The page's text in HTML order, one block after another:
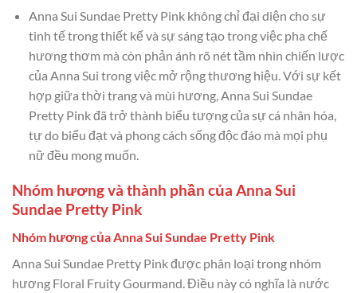
Anna Sui Sundae Pretty Pink không chỉ đại diện cho sự
tinh tế trong thiết kế và sự sáng tạo trong việc pha chế
hương thơm mà còn phản ánh rõ nét tầm nhìn chiến lược
của Anna Sui trong việc mở rộng thương hiệu. Với sự kết
hợp giữa thời trang và mùi hương, Anna Sui Sundae
Pretty Pink đã trở thành biểu tượng của sự cá nhân hóa,
tự do biểu đạt và phong cách sống độc đáo mà mọi phụ
nữ đều mong muốn.
Nhóm hương và thành phần của Anna Sui
Sundae Pretty Pink
Nhóm hương của Anna Sui Sundae Pretty Pink
Anna Sui Sundae Pretty Pink được phân loại trong nhóm
hương Floral Fruity Gourmand. Điều này có nghĩa là nước